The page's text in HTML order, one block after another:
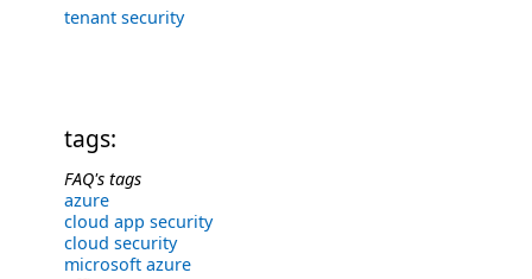
tenant security
tags:
FAQ's tags
azure
cloud app security
cloud security
microsoft azure